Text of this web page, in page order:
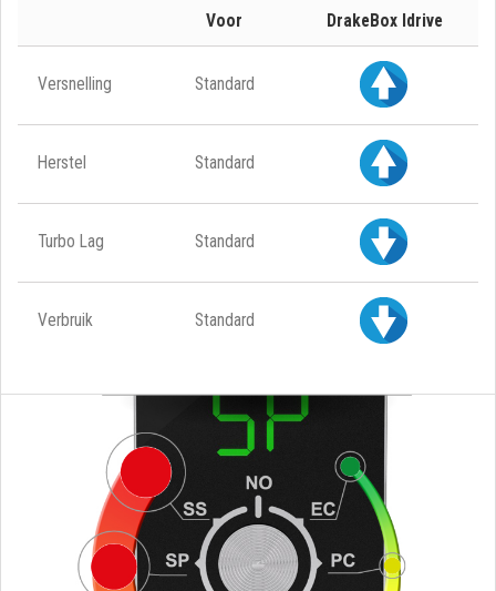
Voor DrakeBox Idrive
Versnelling Standard
Herstel Standard
Turbo Lag Standard
Verbruik Standard